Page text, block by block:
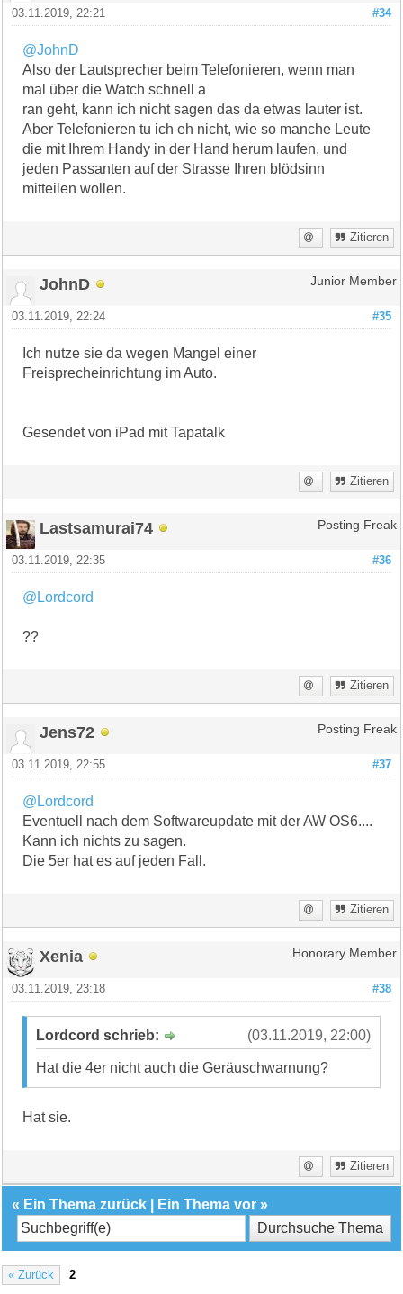
#34
03.11.2019, 22:21
@JohnD
Also der Lautsprecher beim Telefonieren, wenn man
mal über die Watch schnell a
ran geht, kann ich nicht sagen das da etwas lauter ist.
Aber Telefonieren tu ich eh nicht, wie so manche Leute
die mit Ihrem Handy in der Hand herum laufen, und
jeden Passanten auf der Strasse Ihren blödsinn
mitteilen wollen.
Zitieren
JohnD Junior Member
#35
03.11.2019, 22:24
Ich nutze sie da wegen Mangel einer
Freisprecheinrichtung im Auto.
Gesendet von iPad mit Tapatalk
Zitieren
Lastsamurai74 Posting Freak
#36
03.11.2019, 22:35
@Lordcord
??
Zitieren
Jens72 Posting Freak
#37
03.11.2019, 22:55
@Lordcord
Eventuell nach dem Softwareupdate mit der AW OS6....
Kann ich nichts zu sagen.
Die 5er hat es auf jeden Fall.
Zitieren
Xenia Honorary Member
#38
03.11.2019, 23:18
(03.11.2019, 22:00)
Lordcord schrieb:
Hat die 4er nicht auch die Geräuschwarnung?
Hat sie.
Zitieren
« Ein Thema zurück Ein Thema vor »
« Zurück 2